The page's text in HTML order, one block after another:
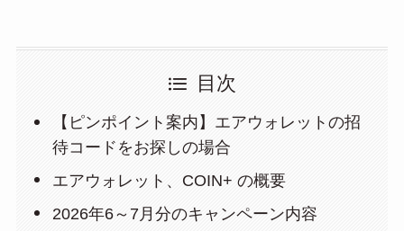
目次
【ピンポイント案内】エアウォレットの招
待コードをお探しの場合
エアウォレット、COIN+ の概要
2026年6～7月分のキャンペーン内容